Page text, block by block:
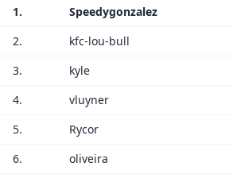
1. Speedygonzalez
2.
kfc-lou-bull
3.
kyle
4.
vluyner
5.
Rycor
6.
oliveira